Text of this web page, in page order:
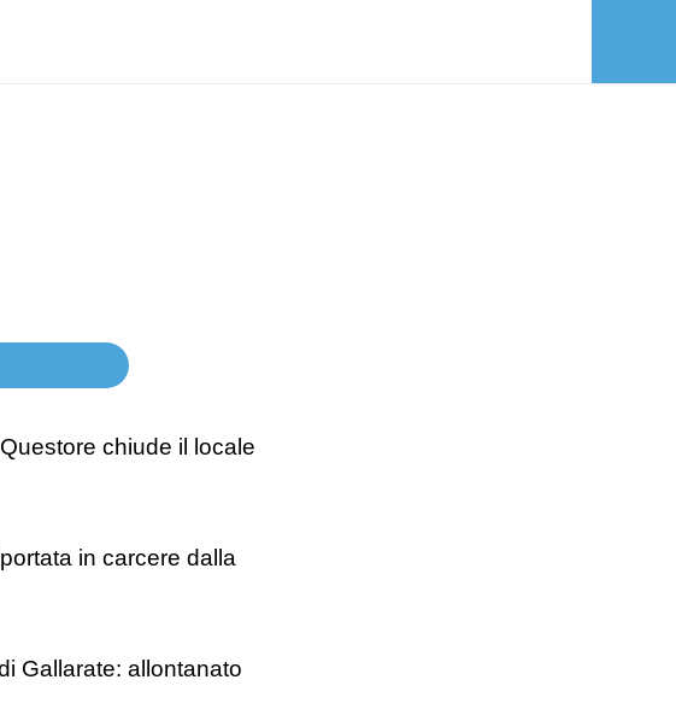
chiude il locale
in carcere dalla
Gallarate: allontanato